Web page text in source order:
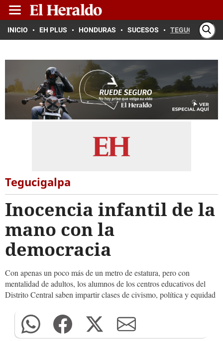
INICIO EH PLUS HONDURAS SUCESOS TEGUCIGALPA
Tegucigalpa
Inocencia infantil de la
mano con la
democracia
Con apenas un poco más de un metro de estatura, pero con
mentalidad de adultos, los alumnos de los centros educativos del
Distrito Central saben impartir clases de civismo, política y equidad